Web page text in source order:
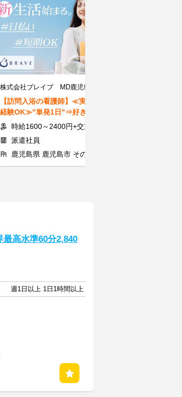
【訪問入浴の看護師】≪実務未
経験OK≫"単発1日"⇒好きな
日・曜日で勤務★給与当日払い
時給1600～2400円+交通費全額
派遣社員
鹿児島県 鹿児島市 その他鹿児島市
最高水準60分2,840
週1日以上 1日1時間以上